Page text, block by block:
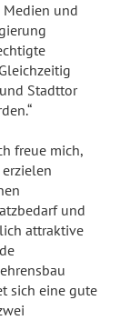
und
Stadttor
freue mich,
und
attraktive
sich eine gute